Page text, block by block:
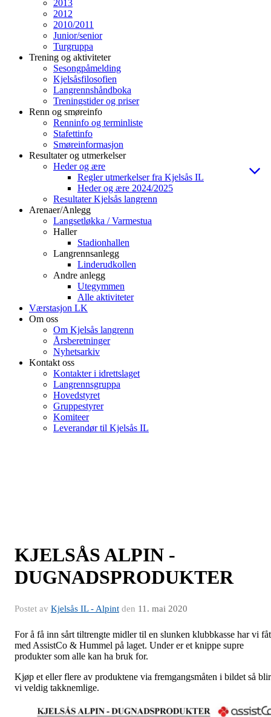
2013
2012
2010/2011
Junior/senior
Turgruppa
Trening og aktiviteter
Sesongpåmelding
Kjelsåsfilosofien
Langrennshåndboka
Treningstider og priser
Renn og smøreinfo
Renninfo og terminliste
Stafettinfo
Smøreinformasjon
Resultater og utmerkelser
Heder og ære
Regler utmerkelser fra Kjelsås IL
Heder og ære 2024/2025
Resultater Kjelsås langrenn
Arenaer/Anlegg
Langsetløkka / Varmestua
Haller
Stadionhallen
Langrennsanlegg
Linderudkollen
Andre anlegg
Utegymmen
Alle aktiviteter
Værstasjon LK
Om oss
Om Kjelsås langrenn
Årsberetninger
Nyhetsarkiv
Kontakt oss
Kontakter i idrettslaget
Langrennsgruppa
Hovedstyret
Gruppestyrer
Komiteer
Leverandør til Kjelsås IL
KJELSÅS ALPIN -
DUGNADSPRODUKTER
Postet av Kjelsås IL - Alpint den 11. mai 2020
For å få inn sårt tiltrengte midler til en slunken klubbkasse har vi
med AssistCo & Hummel på laget. Under er et knippe supre
produkter som alle kan ha bruk for.
Kjøp et eller flere av produktene via fremgangsmåten i bildet så blir
vi veldig takknemlige.